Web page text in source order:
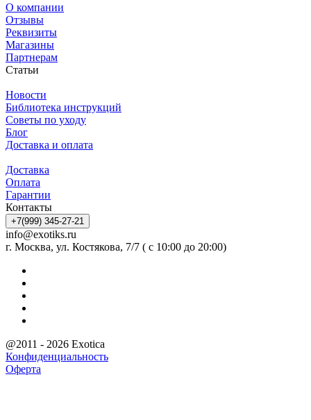
О компании
Отзывы
Реквизиты
Магазины
Партнерам
Статьи
Новости
Библиотека инструкций
Советы по уходу
Блог
Доставка и оплата
Доставка
Оплата
Гарантии
Контакты
+7(999) 345-27-21
info@exotiks.ru
г. Москва, ул. Костякова, 7/7 ( с 10:00 до 20:00)
@2011 - 2026 Exotica
Конфиденциальность
Оферта